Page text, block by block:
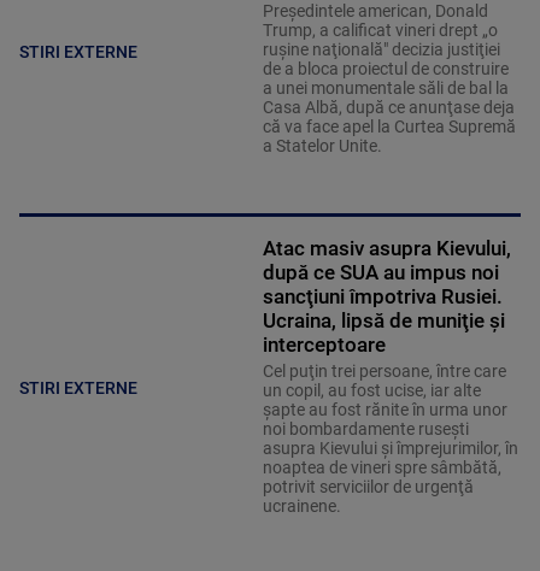
STIRI EXTERNE
Preşedintele american, Donald
Trump, a calificat vineri drept „o
ruşine naţională" decizia justiţiei
de a bloca proiectul de construire
a unei monumentale săli de bal la
Casa Albă, după ce anunţase deja
că va face apel la Curtea Supremă
a Statelor Unite.
STIRI EXTERNE
Atac masiv asupra Kievului,
după ce SUA au impus noi
sancţiuni împotriva Rusiei.
Ucraina, lipsă de muniţie şi
interceptoare
Cel puţin trei persoane, între care
un copil, au fost ucise, iar alte
şapte au fost rănite în urma unor
noi bombardamente ruseşti
asupra Kievului şi împrejurimilor, în
noaptea de vineri spre sâmbătă,
potrivit serviciilor de urgenţă
ucrainene.